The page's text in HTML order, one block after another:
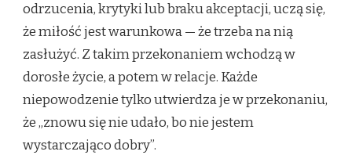
odrzucenia, krytyki lub braku akceptacji, uczą się,
że miłość jest warunkowa — że trzeba na nią
zasłużyć. Z takim przekonaniem wchodzą w
dorosłe życie, a potem w relacje. Każde
niepowodzenie tylko utwierdza je w przekonaniu,
że „znowu się nie udało, bo nie jestem
wystarczająco dobry”.